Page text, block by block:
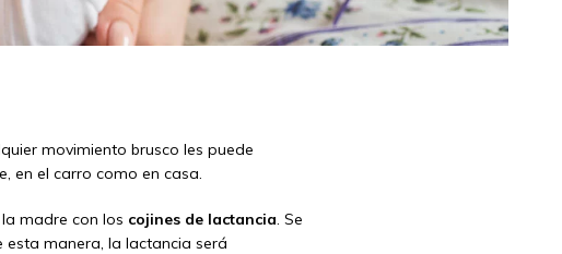
movimiento brusco les puede
en el carro como en casa.
madre con los cojines de lactancia . Se
manera, la lactancia será